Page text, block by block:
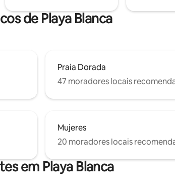
de Playa Blanca
Praia Dorada
47 moradores locais
Mujeres
20 moradores locais
em Playa Blanca